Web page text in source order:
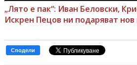
„Лято е пак“: Иван Беловски,
Искрен Пецов ни подаряват
Сподели